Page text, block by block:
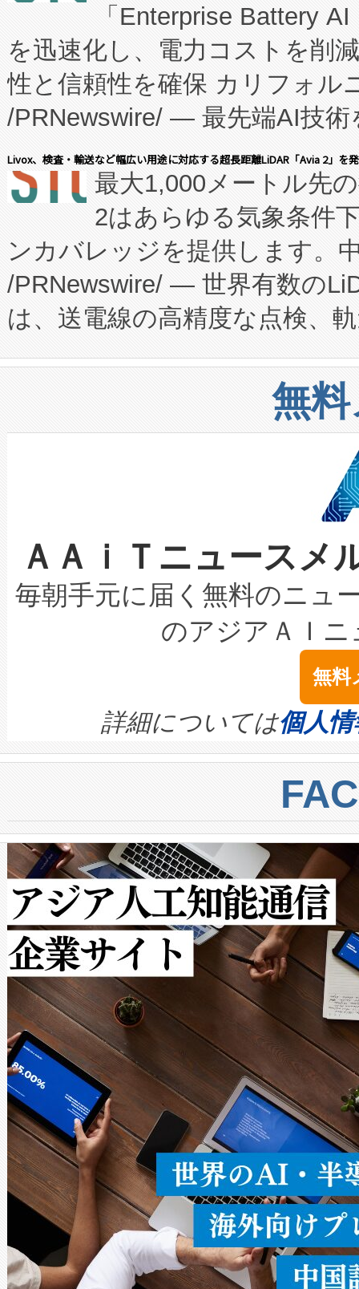
たNeXは、バイオ医薬品製造
従来のフェッドバッチ施設の
に、患者やサプライチェーン
キー方式で拡張性が高く、持
す。FCCM‑を活用した現地生
患者にとっての費用負担を大
のアクセスを大幅に拡大する
Fully-Connected Continuous
プログラムには、施設設計・
に関する技術移転および知的
構造化トレーニングカリキュ
上げおよび商用化段階におけ
設備整備および立ち上げ調整
加組織は、Enzeneのバイオ
選定された製品について、自
取得できる可能性もあります
設には、3億～4億ドルかか
最高経営責任者（CEO）であ
す。「当社のfully-connected
ームを利用すれば、6,000万
きます。この効率性は、フェ
「Enterprise Battery
を迅速化し、電力コストを削
性と信頼性を確保 カリフォル
/PRNewswire/ — 最先端AI技術
会社エーアイ・アンド：本社
President原信平）と、エンタ
ードするVoltaiqは、日本にあ
ーエネルギー貯蔵システム（
た。 Voltaiq独自のAI搭載プラ
定、統合、導入、運用に至る
安全性を追跡し、確保する事
増加しているデータセンター
る電力網に大きな負担をかけ
事業者の負担軽減という課題
系統連系を迅速にし、ピーク
限を超えて利用可能な電力容
持できるよう貢献します。こ
ービスレベル契約（SLA）違
テリー性能の劣化によるダウ
念は、現在データセンターが
ます。 Voltaiq provides a
quality and reliability for AI
BESS stack to ensure battery
centers. Voltaiqは、ai&のAI
からシステム統合、試運転、
クルの各段階のデータを監視
[…]
Livox、検査・輸送など幅広い用途に対応する超長距離LiDAR「Avia 2」を
最大1,000メートル先
2はあらゆる気象条件
ンカバレッジを提供します。
/PRNewswire/ — 世界有数の
は、送電線の高精度な点検、
や穀物倉庫におけるバルク材
リューション「Avia 2」を発
したAvia 2は、1,000メート
狭視野のFOVを切り替えるこ
ケーブル、枝などの細かな対
なレーザースポットにより、
な環境下でも豊かなディテー
キロメートル範囲を検出
LiDAR for Inspections,
は1535 nmレーザーを搭載。
イズの小径化を実現すること
す。ノーマルモードでは、
ートル先まで検出でき、これ
トに対して約600メートルに
では、反射率10％のターゲッ
で向上し、最大検知距離は
ットだけで最大1キロメート
ルの変電所周囲を監視でき、
作業と点群処理を簡素化でき
Avia 2は、2種類のFOVオプシ
× 80°のノーマルモード、長
ードを切り替えて使用するこ
ることなく、単一のデバイス
うにします。遠距離まで届く
密度なスキャ […]
無
ＡＡｉＴニュース
毎朝手元に届く無料のニュ
のアジアＡＩ
無料
詳細については個人